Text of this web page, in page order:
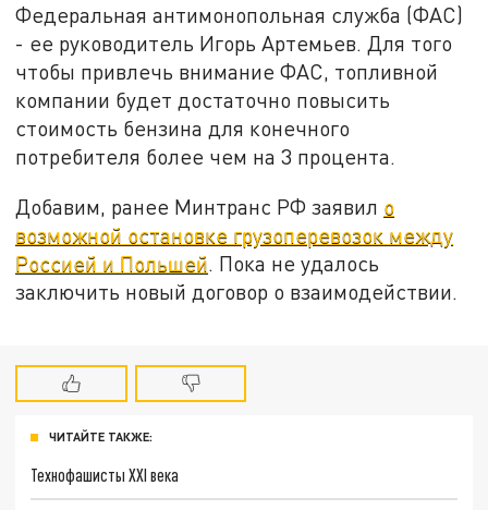
Федеральная антимонопольная служба (ФАС)
- ее руководитель Игорь Артемьев. Для того
чтобы привлечь внимание ФАС, топливной
компании будет достаточно повысить
стоимость бензина для конечного
потребителя более чем на 3 процента.
Добавим, ранее Минтранс РФ заявил о
возможной остановке грузоперевозок между
Россией и Польшей . Пока не удалось
заключить новый договор о взаимодействии.
ЧИТАЙТЕ ТАКЖЕ:
Технофашисты XXI века